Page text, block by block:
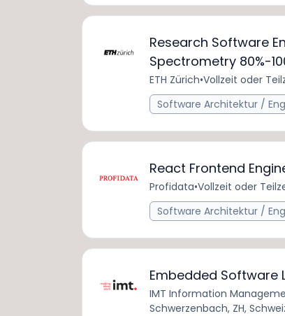
Research Software
Spectrometry 80%-
ETH Zürich•Vollzeit oder
Software Architektur /
React Frontend
Profidata•Vollzeit oder
Software Architektur /
Embedded Software
IMT Information
Schwerzenbach, ZH,